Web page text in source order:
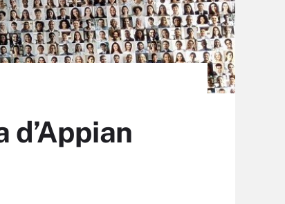
d’Appian